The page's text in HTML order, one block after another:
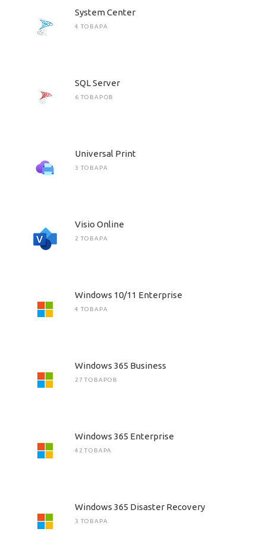
System Center
4 ТОВАРА
SQL Server
6 ТОВАРОВ
Universal Print
3 ТОВАРА
Visio Online
2 ТОВАРА
Windows 10/11 Enterprise
4 ТОВАРА
Windows 365 Business
27 ТОВАРОВ
Windows 365 Enterprise
42 ТОВАРА
Windows 365 Disaster Recovery
3 ТОВАРА